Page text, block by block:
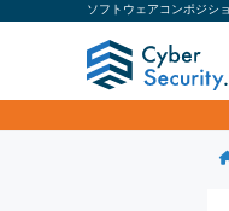
ソフトウェアコンポジシ